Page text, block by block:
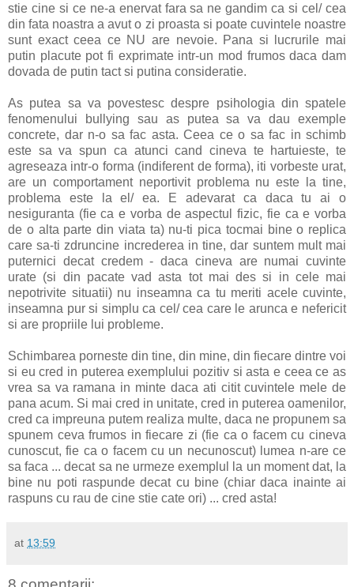
stie cine si ce ne-a enervat fara sa ne gandim ca si cel/ cea
din fata noastra a avut o zi proasta si poate cuvintele noastre
sunt exact ceea ce NU are nevoie. Pana si lucrurile mai
putin placute pot fi exprimate intr-un mod frumos daca dam
dovada de putin tact si putina consideratie.
As putea sa va povestesc despre psihologia din spatele
fenomenului bullying sau as putea sa va dau exemple
concrete, dar n-o sa fac asta. Ceea ce o sa fac in schimb
este sa va spun ca atunci cand cineva te hartuieste, te
agreseaza intr-o forma (indiferent de forma), iti vorbeste urat,
are un comportament neportivit problema nu este la tine,
problema este la el/ ea. E adevarat ca daca tu ai o
nesiguranta (fie ca e vorba de aspectul fizic, fie ca e vorba
de o alta parte din viata ta) nu-ti pica tocmai bine o replica
care sa-ti zdruncine increderea in tine, dar suntem mult mai
puternici decat credem - daca cineva are numai cuvinte
urate (si din pacate vad asta tot mai des si in cele mai
nepotrivite situatii) nu inseamna ca tu meriti acele cuvinte,
inseamna pur si simplu ca cel/ cea care le arunca e nefericit
si are propriile lui probleme.
Schimbarea porneste din tine, din mine, din fiecare dintre voi
si eu cred in puterea exemplului pozitiv si asta e ceea ce as
vrea sa va ramana in minte daca ati citit cuvintele mele de
pana acum. Si mai cred in unitate, cred in puterea oamenilor,
cred ca impreuna putem realiza multe, daca ne propunem sa
spunem ceva frumos in fiecare zi (fie ca o facem cu cineva
cunoscut, fie ca o facem cu un necunoscut) lumea n-are ce
sa faca ... decat sa ne urmeze exemplul la un moment dat, la
bine nu poti raspunde decat cu bine (chiar daca inainte ai
raspuns cu rau de cine stie cate ori) ... cred asta!
at 13:59